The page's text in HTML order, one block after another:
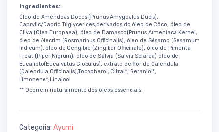
Ingredientes:
Óleo de Amêndoas Doces (Prunus Amygdalus Ducis),
Caprylic/Capric Triglycerides,derivados do óleo de Côco, óleo de
Oliva (Olea Europaea), óleo de Damasco(Prunus Armeniaca Kernel,
óleo de Alecrim (Rosmarinus Officinalis), óleo de Sésamo (Sesamum
Indicum), óleo de Gengibre (Zingiber Officinale), óleo de Pimenta
Preat (Piper Nigrum), óleo de Sálvia (Salvia Sclarea) óleo de
Eucalipto(Eucalyptus Globulus), extrato de flor de Calêndula
(Calendula Officinalis),Tocopherol, Citral*, Geraniol*,
Limonene*,Linalool
** Ocorrem naturalmente dos óleos essenciais.
Categoria: Ayumi